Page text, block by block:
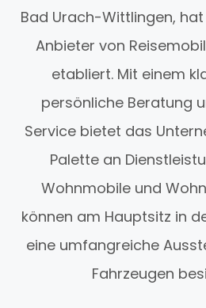
Bad Urach-Wittlingen,
Anbieter von
etabliert. Mit einem
persönliche Beratung
Service bietet das
Palette an
Wohnmobile und
können am Hauptsitz in
eine umfangreiche
Fahrzeugen